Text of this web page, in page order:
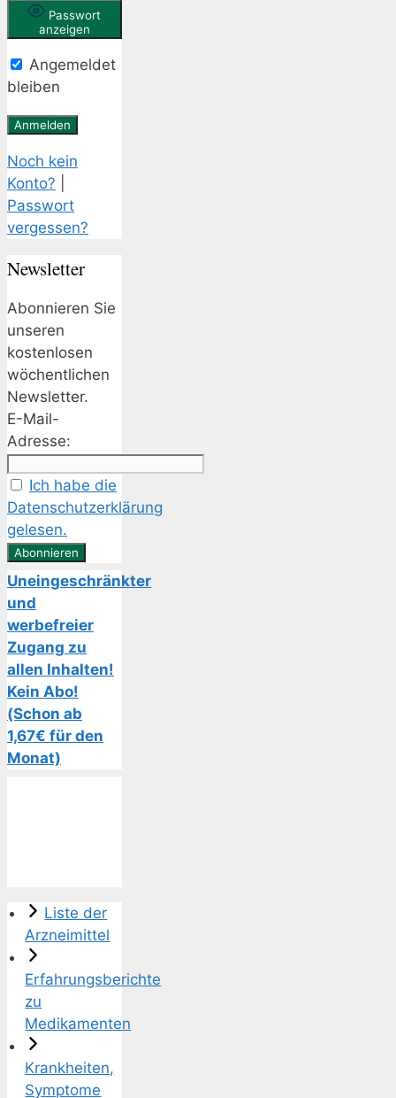
Passwort
anzeigen
Angemeldet
bleiben
Noch kein
Konto?
Passwort
vergessen?
Newsletter
Abonnieren Sie
unseren
kostenlosen
wöchentlichen
Newsletter.
E-Mail-
Adresse:
Ich habe die
Datenschutzerklärung
gelesen.
Uneingeschränkter
und
werbefreier
Zugang zu
allen Inhalten!
Kein Abo!
(Schon ab
1,67€ für den
Monat)
Liste der
Arzneimittel
Erfahrungsberichte
zu
Medikamenten
Krankheiten,
Symptome